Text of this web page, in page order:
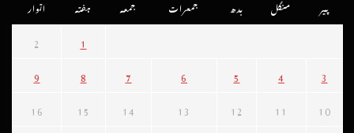
پیر منگل بدھ جمعرات جمعہ ہفتہ اتوار
1
2
3
4
5
6
7
8
9
10
11
12
13
14
15
16